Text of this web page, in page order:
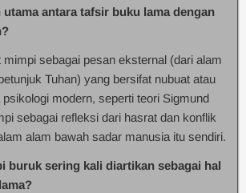
utama antara tafsir buku lama dengan
sebagai pesan eksternal (dari alam
Tuhan) yang bersifat nubuat atau
modern, seperti teori Sigmund
sebagai refleksi dari hasrat dan konflik
alam bawah sadar manusia itu sendiri.
buruk sering kali diartikan sebagai hal